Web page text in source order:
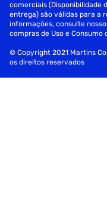
comerciais (Disponibilidade
entrega) são válidas para a
informações, consulte
compras de Uso e Consumo
© Copyright 2021 Martins
os direitos reservados